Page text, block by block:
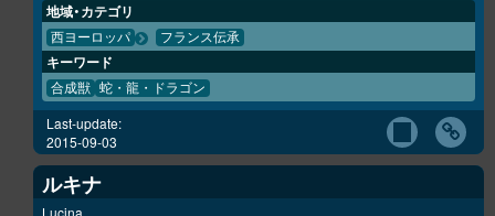
地域・カテゴリ
西ヨーロッパ フランス伝承
キーワード
合成獣 蛇・龍・ドラゴン
Last-update:
2015-09-03
ルキナ
Lucina